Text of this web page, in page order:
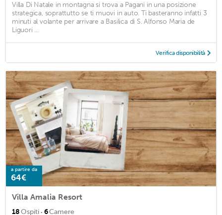
Villa Di Natale in montagna si trova a Pagani in una posizione
strategica, soprattutto se ti muovi in auto. Ti basteranno infatti 3
minuti al volante per arrivare a Basilica di S. Alfonso Maria de
Liguori ...
Verifica disponibilità
a partire da
64€
Villa Amalia Resort
18Ospiti · 6Camere